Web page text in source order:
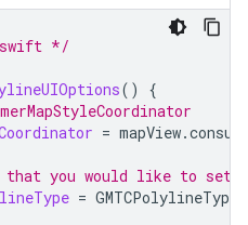
*/
()
{
= mapView.
you would like to set
= GMTCPolylineType